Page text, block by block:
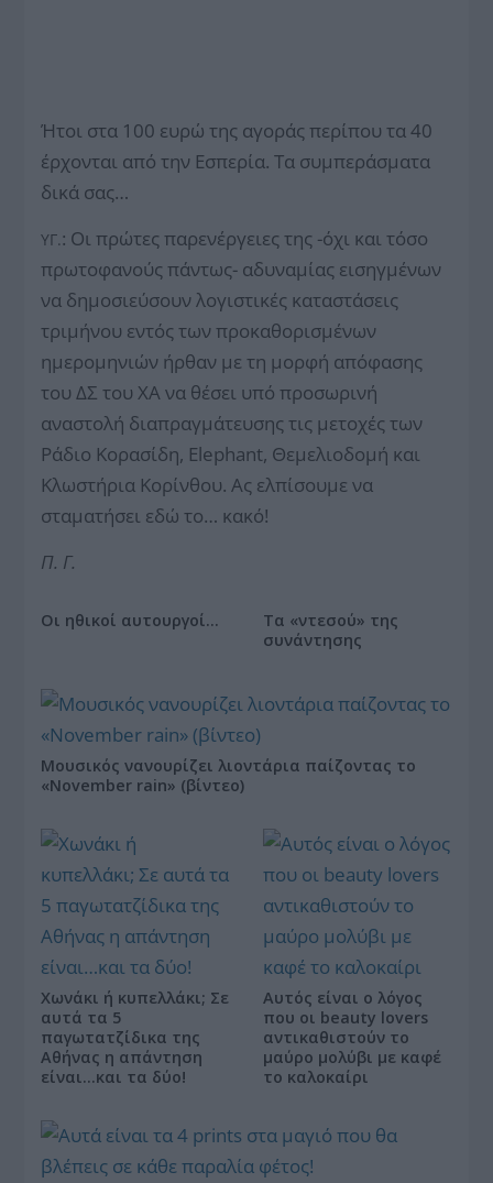
Ήτοι στα 100 ευρώ της αγοράς περίπου τα 40
έρχονται από την Εσπερία. Τα συμπεράσματα
δικά σας…
ΥΓ.: Οι πρώτες παρενέργειες της -όχι και τόσο
πρωτοφανούς πάντως- αδυναμίας εισηγμένων
να δημοσιεύσουν λογιστικές καταστάσεις
τριμήνου εντός των προκαθορισμένων
ημερομηνιών ήρθαν με τη μορφή απόφασης
του ΔΣ του ΧΑ να θέσει υπό προσωρινή
αναστολή διαπραγμάτευσης τις μετοχές των
Ράδιο Κορασίδη, Elephant, Θεμελιοδομή και
Κλωστήρια Κορίνθου. Ας ελπίσουμε να
σταματήσει εδώ το… κακό!
Π. Γ.
Οι ηθικοί αυτουργοί…
Τα «ντεσού» της
συνάντησης
Μουσικός νανουρίζει λιοντάρια παίζοντας το
«November rain» (βίντεο)
Χωνάκι ή κυπελλάκι; Σε
αυτά τα 5
παγωτατζίδικα της
Αθήνας η απάντηση
είναι…και τα δύο!
Αυτός είναι ο λόγος
που οι beauty lovers
αντικαθιστούν το
μαύρο μολύβι με καφέ
το καλοκαίρι